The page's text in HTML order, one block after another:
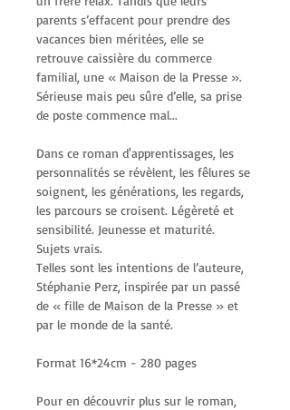
parents s’effacent pour prendre des
vacances bien méritées, elle se
retrouve caissière du commerce
familial, une « Maison de la Presse ».
Sérieuse mais peu sûre d’elle, sa prise
de poste commence mal...
Dans ce roman d'apprentissages, les
personnalités se révèlent, les fêlures se
soignent, les générations, les regards,
les parcours se croisent. Légèreté et
sensibilité. Jeunesse et maturité.
Sujets vrais.
Telles sont les intentions de l’auteure,
Stéphanie Perz, inspirée par un passé
de « fille de Maison de la Presse » et
par le monde de la santé.
Format 16*24cm - 280 pages
Pour en découvrir plus sur le roman,